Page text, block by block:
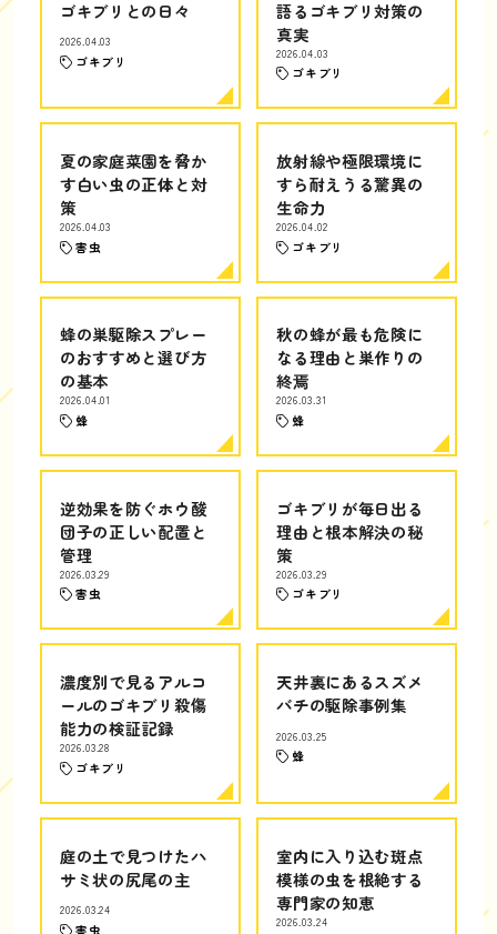
ゴキブリとの日々
2026.04.03
ゴキブリ
語るゴキブリ対策の
真実
2026.04.03
ゴキブリ
夏の家庭菜園を脅か
す白い虫の正体と対
策
2026.04.03
害虫
放射線や極限環境に
すら耐えうる驚異の
生命力
2026.04.02
ゴキブリ
蜂の巣駆除スプレー
のおすすめと選び方
の基本
2026.04.01
蜂
秋の蜂が最も危険に
なる理由と巣作りの
終焉
2026.03.31
蜂
逆効果を防ぐホウ酸
団子の正しい配置と
管理
2026.03.29
害虫
ゴキブリが毎日出る
理由と根本解決の秘
策
2026.03.29
ゴキブリ
濃度別で見るアルコ
ールのゴキブリ殺傷
能力の検証記録
2026.03.28
ゴキブリ
天井裏にあるスズメ
バチの駆除事例集
2026.03.25
蜂
庭の土で見つけたハ
サミ状の尻尾の主
2026.03.24
害虫
室内に入り込む斑点
模様の虫を根絶する
専門家の知恵
2026.03.24